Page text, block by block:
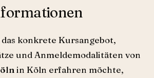
konkrete Kursangebot,
und Anmeldemodalitäten von
in Köln erfahren möchte,